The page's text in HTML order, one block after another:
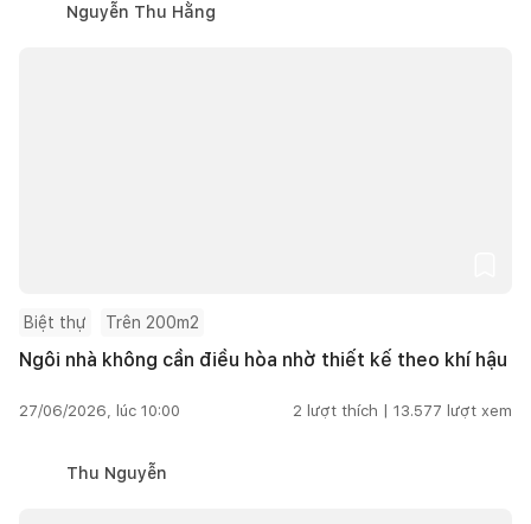
Nguyễn Thu Hằng
Biệt thự Trên 200m2
Ngôi nhà không cần điều hòa nhờ thiết kế theo khí hậu
27/06/2026, lúc 10:00 2 lượt thích | 13.577 lượt xem
Thu Nguyễn